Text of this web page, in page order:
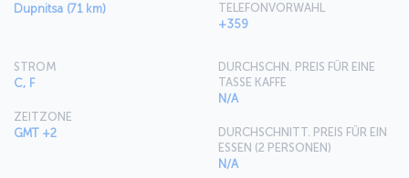
Dupnitsa (71 km)
TELEFONVORWAHL
+359
STROM
C, F
ZEITZONE
GMT +2
DURCHSCHN. PREIS FÜR EINE
TASSE KAFFE
N/A
DURCHSCHNITT. PREIS FÜR EIN
ESSEN (2 PERSONEN)
N/A